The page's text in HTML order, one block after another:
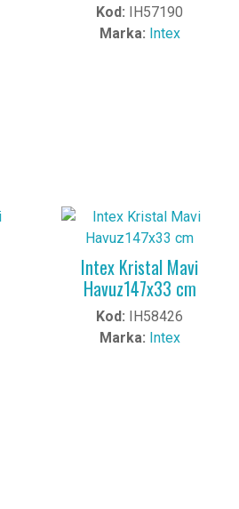
Kod: IH57190
Marka: Intex
Intex Kristal Mavi
Havuz147x33 cm
Kod: IH58426
Marka: Intex